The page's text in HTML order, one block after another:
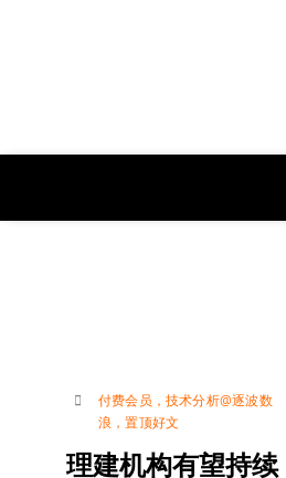
付费会员 ， 技术分析@逐波数
浪 ，置顶好文
理建机构有望持续